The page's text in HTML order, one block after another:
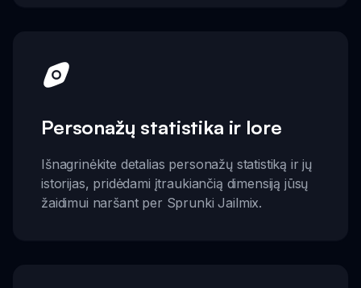
Personažų statistika ir lore
Išnagrinėkite detalias personažų statistiką ir jų
istorijas, pridėdami įtraukiančią dimensiją jūsų
žaidimui naršant per Sprunki Jailmix.